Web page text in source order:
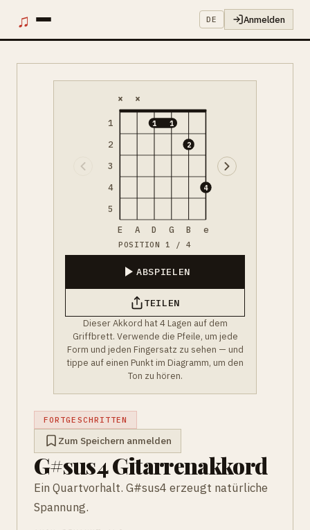
♫ DE Anmelden
1
2
3
4
5
× ×
1 1
2
4
E A D G B e
POSITION 1 / 4
ABSPIELEN
TEILEN
Dieser Akkord hat 4 Lagen auf dem
Griffbrett. Verwende die Pfeile, um jede
Form und jeden Fingersatz zu sehen — und
tippe auf einen Punkt im Diagramm, um den
Ton zu hören.
FORTGESCHRITTEN
Zum Speichern anmelden
G#sus4 Gitarrenakkord
Ein Quartvorhalt. G#sus4 erzeugt natürliche
Spannung.